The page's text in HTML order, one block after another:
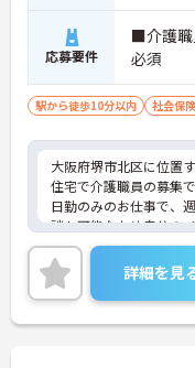
応募要件
■介護職
必須
駅から徒歩10分以内 社会保
大阪府堺市北区に位置
住宅で介護職員の募集で
日勤のみのお仕事で、
談も可能なため自分の
◎資格取得支援制度も
◎丁寧な研修とフォロー
ップもできます！昇給
れてしっかりと還元さ
こちらの求人にご興味
詳細を見